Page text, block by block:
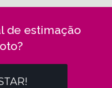
de estimação